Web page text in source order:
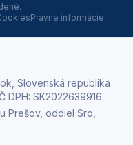
Právne informácie
Slovenská republika
DPH: SK2022639916
Prešov, oddiel Sro,